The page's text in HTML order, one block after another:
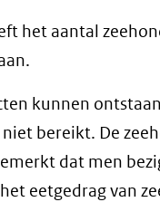
het aantal
kunnen
bereikt. De
dat men
eetgedrag van